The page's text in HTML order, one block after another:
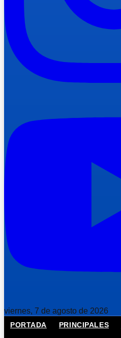
viernes, 7 de agosto de 2026
PORTADA PRINCIPALES